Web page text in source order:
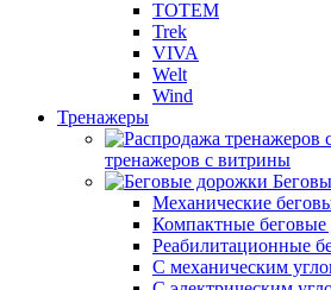
TOTEM
Trek
VIVA
Welt
Wind
Тренажеры
тренажеров с витрины
Механические
Компактные
Реабилитационные
С механическим